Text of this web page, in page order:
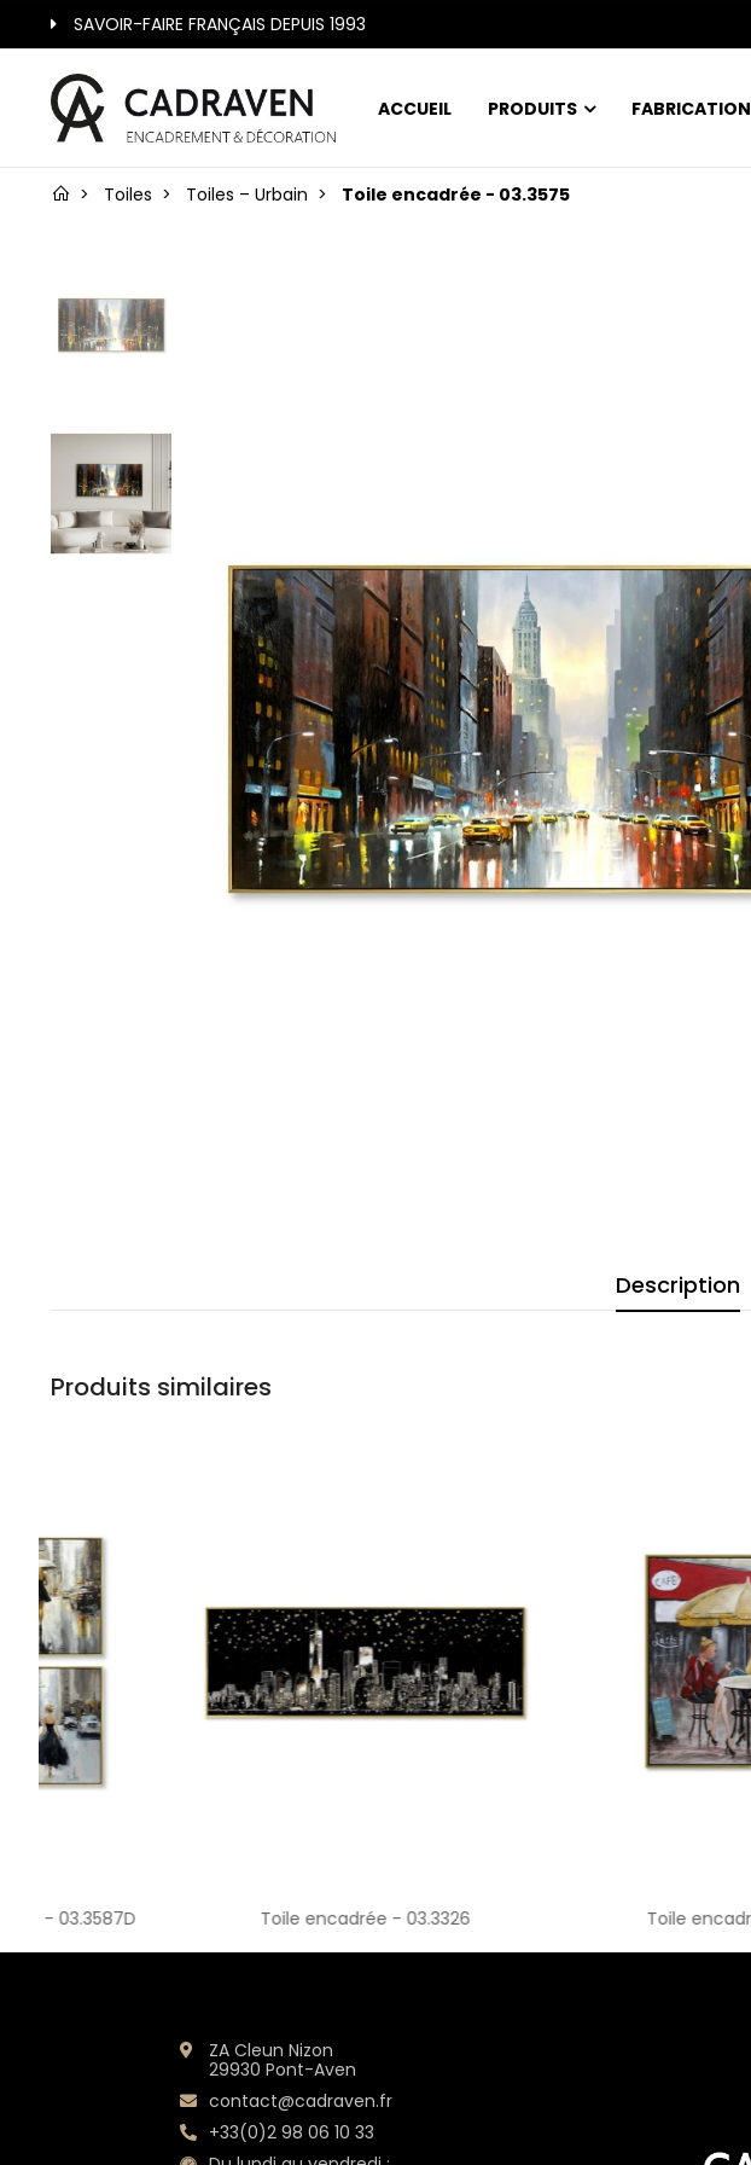
SAVOIR-FAIRE FRANÇAIS DEPUIS 1993
ACCUEIL PRODUITS FABRICATION
Toiles Toiles – Urbain Toile encadrée - 03.3575
Description
Produits similaires
Toile encadrée - 03.3326 Toile encadrée - 03.3526
ZA Cleun Nizon
29930 Pont-Aven
contact@cadraven.fr
+33(0)2 98 06 10 33